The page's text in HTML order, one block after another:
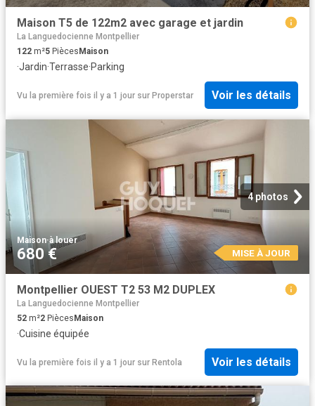
Maison T5 de 122m2 avec garage et jardin
La Languedocienne Montpellier
122 m²5 Pièces Maison
·Jardin·Terrasse·Parking
Vu la première fois il y a 1 jour sur Properstar Voir les détails
4 photos
Maison·à louer
680 € MISE À JOUR
Montpellier OUEST T2 53 M2 DUPLEX
La Languedocienne Montpellier
52 m²2 PiècesMaison
·Cuisine équipée
Vu la première fois il y a 1 jour sur Rentola Voir les détails